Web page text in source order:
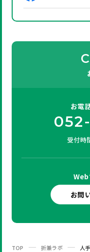
お電
受付時
Web
お問
TOP 折兼ラボ
人